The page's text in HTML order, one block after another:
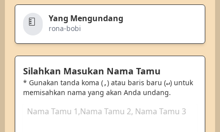
Yang Mengundang
rona-bobi
Silahkan Masukan Nama Tamu
* Gunakan tanda koma (,) atau baris baru (↵) untuk
memisahkan nama yang akan Anda undang.